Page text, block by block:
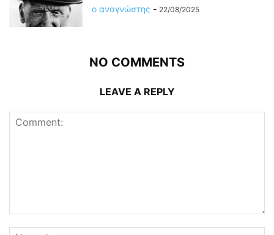
ο αναγνώστης - 22/08/2025
NO COMMENTS
LEAVE A REPLY